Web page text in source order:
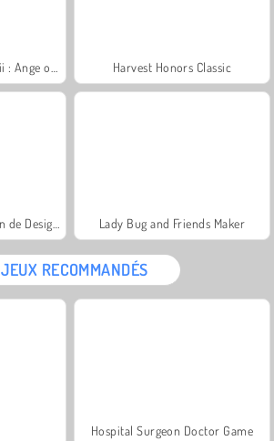
Harvest Honors Classic
Lady Bug and Friends Maker
JEUX RECOMMANDÉS
Hospital Surgeon Doctor Game